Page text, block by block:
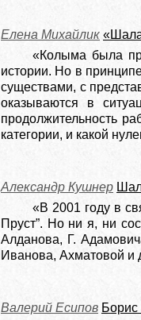
Елена Михайлик
«Колыма была
истории. Но в
существами, с
оказываются в
продолжительность
категории, и какой
Александр Кушнер
«В 2001 году в
Пруст”. Но ни я, ни
Алданова, Г.
Иванова, Ахматовой и
Валерий Есипов